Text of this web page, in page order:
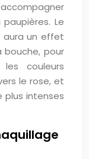
Le
aura un effet
bouche, pour
couleurs
le rose, et
plus intenses